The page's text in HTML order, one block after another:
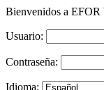
Bienvenidos a EFOR
Usuario:
Contraseña:
Idioma: